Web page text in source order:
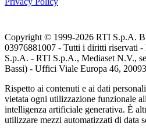
Copyright © 1999-2026 RTI S.p.A.
03976881007 - Tutti i diritti riservati -
S.p.A. - RTI S.p.A., Mediaset N.V.,
Bassi) - Uffici Viale Europa 46,
Rispetto ai contenuti e ai dati
vietata ogni utilizzazione funzionale
intelligenza artificiale generativa. È
utilizzare mezzi automatizzati di data